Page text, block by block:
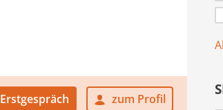
Erstgespräch zum Profil